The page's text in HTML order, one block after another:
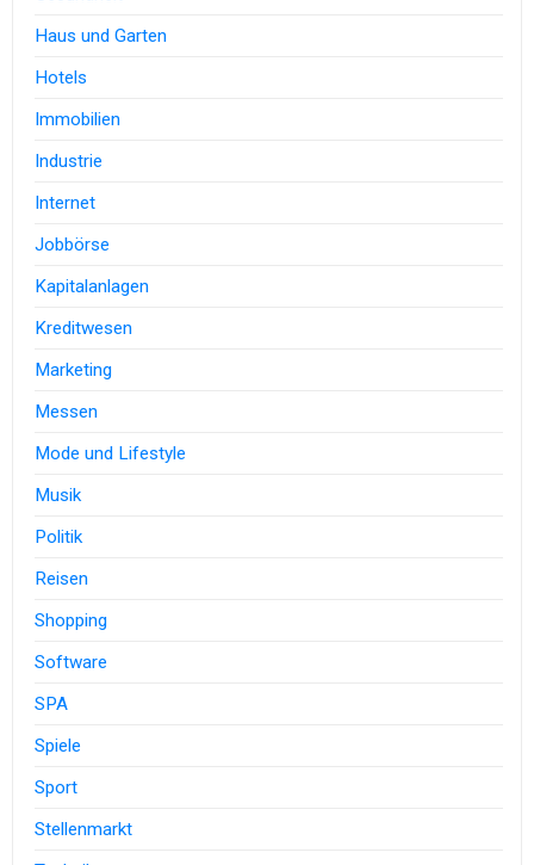
Haus und Garten
Hotels
Immobilien
Industrie
Internet
Jobbörse
Kapitalanlagen
Kreditwesen
Marketing
Messen
Mode und Lifestyle
Musik
Politik
Reisen
Shopping
Software
SPA
Spiele
Sport
Stellenmarkt